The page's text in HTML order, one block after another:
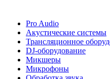
Pro Audio
Акустические системы
Трансляционное
DJ-оборудование
Микшеры
Микрофоны